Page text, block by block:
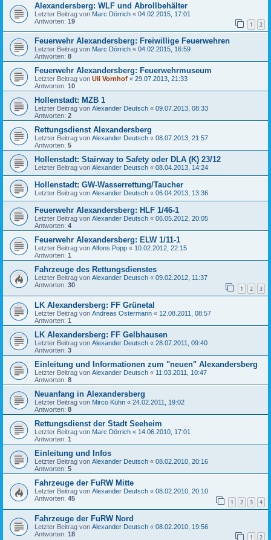
Alexandersberg: WLF und Abrollbehälter
Letzter Beitrag von Marc Dörrich « 04.02.2015, 17:01
Antworten: 19 1 2
Feuerwehr Alexandersberg: Freiwillige Feuerwehren
Letzter Beitrag von Marc Dörrich « 04.02.2015, 16:59
Antworten: 8
Feuerwehr Alexandersberg: Feuerwehrmuseum
Letzter Beitrag von Uli Vornhof « 29.07.2013, 21:33
Antworten: 10
Hollenstadt: MZB 1
Letzter Beitrag von Alexander Deutsch « 09.07.2013, 08:33
Antworten: 2
Rettungsdienst Alexandersberg
Letzter Beitrag von Alexander Deutsch « 08.07.2013, 21:57
Antworten: 5
Hollenstadt: Stairway to Safety oder DLA (K) 23/12
Letzter Beitrag von Alexander Deutsch « 08.04.2013, 14:24
Hollenstadt: GW-Wasserrettung/Taucher
Letzter Beitrag von Alexander Deutsch « 06.04.2013, 13:36
Feuerwehr Alexandersberg: HLF 1/46-1
Letzter Beitrag von Alexander Deutsch « 06.05.2012, 20:05
Antworten: 4
Feuerwehr Alexandersberg: ELW 1/11-1
Letzter Beitrag von Alfons Popp « 10.02.2012, 22:15
Antworten: 1
Fahrzeuge des Rettungsdienstes
Letzter Beitrag von Alexander Deutsch « 09.02.2012, 11:37
Antworten: 30 1 2 3
LK Alexandersberg: FF Grünetal
Letzter Beitrag von Andreas Ostermann « 12.08.2011, 08:57
Antworten: 1
LK Alexandersberg: FF Gelbhausen
Letzter Beitrag von Alexander Deutsch « 28.07.2011, 09:40
Antworten: 3
Einleitung und Informationen zum "neuen" Alexandersberg
Letzter Beitrag von Alexander Deutsch « 11.03.2011, 10:47
Antworten: 8
Neuanfang in Alexandersberg
Letzter Beitrag von Mirco Kühn « 24.02.2011, 19:02
Antworten: 8
Rettungsdienst der Stadt Seeheim
Letzter Beitrag von Marc Dörrich « 14.06.2010, 17:01
Antworten: 1
Einleitung und Infos
Letzter Beitrag von Alexander Deutsch « 08.02.2010, 20:16
Antworten: 5
Fahrzeuge der FuRW Mitte
Letzter Beitrag von Alexander Deutsch « 08.02.2010, 20:10
Antworten: 45 1 2 3 4
Fahrzeuge der FuRW Nord
Letzter Beitrag von Alexander Deutsch « 08.02.2010, 19:56
Antworten: 18 1 2